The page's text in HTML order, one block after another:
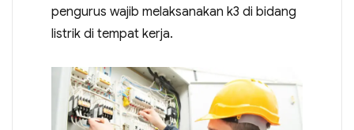
pengurus wajib melaksanakan k3 di bidang
listrik di tempat kerja.